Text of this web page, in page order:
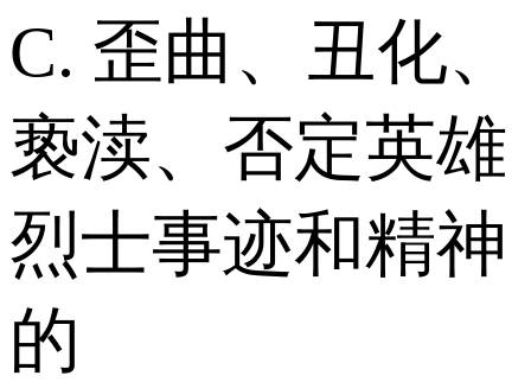
C. 歪曲、丑化、
亵渎、否定英雄
烈士事迹和精神
的